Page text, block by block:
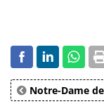
Notre-Dame